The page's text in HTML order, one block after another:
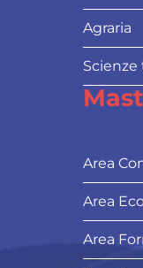
Agraria
Area
Area
Area